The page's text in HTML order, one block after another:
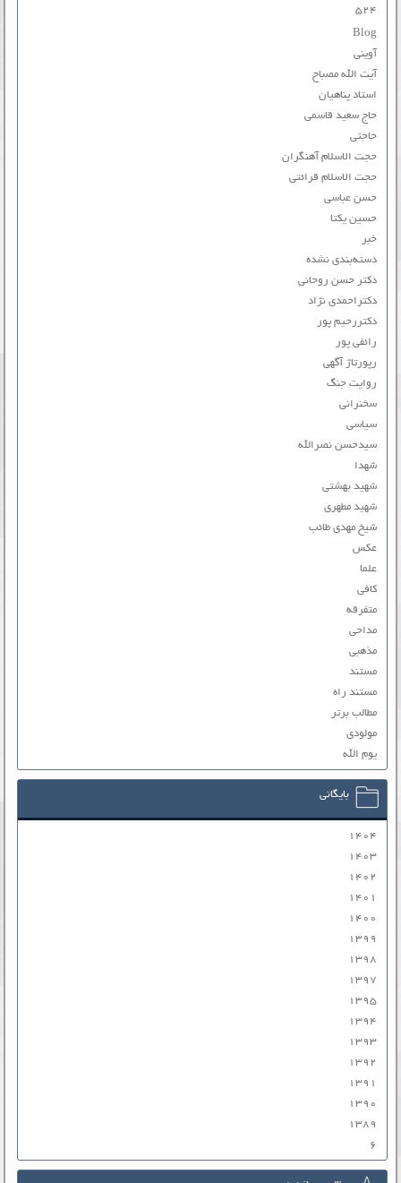
۵۲۴
Blog
آوینی
آیت الله مصباح
استاد پناهیان
حاج سعید قاسمی
حاجتی
حجت الاسلام آهنگران
حجت الاسلام قرائتی
حسن عباسی
حسین یکتا
خبر
دسته‌بندی نشده
دکتر حسن روحانی
دکتراحمدی نژاد
دکتررحیم پور
رائفی پور
رپورتاژ آگهی
روایت جنگ
سخنرانی
سیاسی
سیدحسن نصرالله
شهدا
شهید بهشتی
شهید مطهری
شیخ مهدی طائب
عکس
علما
کافی
متفرقه
مداحی
مذهبی
مستند
مستند راه
مطالب برتر
مولودی
یوم الله
بایگانی
۱۴۰۴
۱۴۰۳
۱۴۰۲
۱۴۰۱
۱۴۰۰
۱۳۹۹
۱۳۹۸
۱۳۹۷
۱۳۹۵
۱۳۹۴
۱۳۹۳
۱۳۹۲
۱۳۹۱
۱۳۹۰
۱۳۸۹
۶